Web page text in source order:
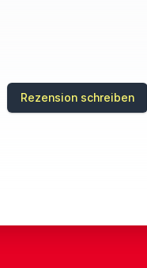
Rezension schreiben